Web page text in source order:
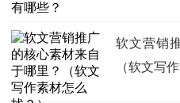
软文营销
（软文写